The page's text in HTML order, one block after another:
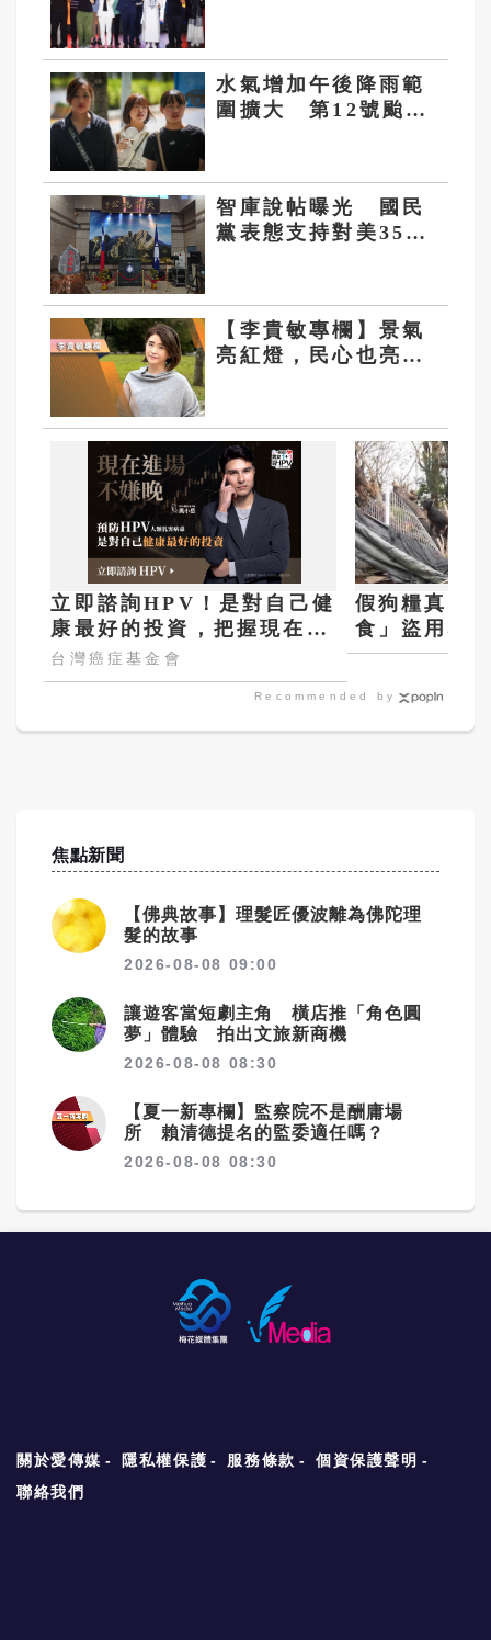
水氣增加午後降雨範
圍擴大 第12號颱風
智庫說帖曝光 國民
黨表態支持對美3500
【李貴敏專欄】景氣
亮紅燈，民心也亮紅
無感」？
立即諮詢HPV！是對自己健
康最好的投資，把握現在不
嫌晚！
台灣癌症基金會
假狗糧真詐
食」盜用救
捐款恐被騙
Recommended by
焦點新聞
【佛典故事】理髮匠優波離為佛陀理
髮的故事
2026-08-08 09:00
讓遊客當短劇主角 橫店推「角色圓
夢」體驗 拍出文旅新商機
2026-08-08 08:30
【夏一新專欄】監察院不是酬庸場
所 賴清德提名的監委適任嗎？
2026-08-08 08:30
關於愛傳媒 隱私權保護 服務條款
個資保護聲明
聯絡我們